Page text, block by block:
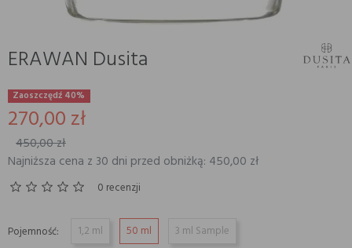
ERAWAN Dusita
Zaoszczędź 40%
270,00 zł
450,00 zł
Najniższa cena z 30 dni przed obniżką: 450,00 zł
0 recenzji
Pojemność: 1,2 ml 50 ml 3 ml Sample